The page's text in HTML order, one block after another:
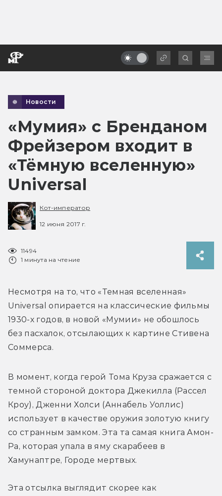
Новости
«Мумия» с Бренданом
Фрейзером входит в
«Тёмную вселенную»
Universal
Кот-император
12 июня 2017 г.
11494
1 минута на чтение
Несмотря на то, что «Темная вселенная»
Universal опирается на классические фильмы
1930-х годов, в новой «Мумии» не обошлось
без пасхалок, отсылающих к картине Стивена
Соммерса.
В момент, когда герой Тома Круза сражается с
темной стороной доктора Джекилла (Рассел
Кроу), Дженни Холси (Аннабель Уоллис)
использует в качестве оружия золотую книгу
со странным замком. Эта та самая книга Амон-
Ра, которая упала в яму скарабеев в
Хамунаптре, Городе мертвых.
Эта отсылка выглядит скорее как